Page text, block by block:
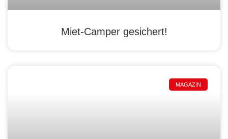
Miet-Camper gesichert!
MAGAZIN